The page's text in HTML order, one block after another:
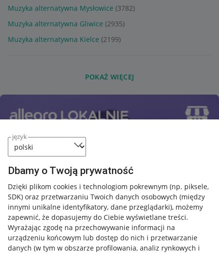
język
Dbamy o Twoją prywatność
Dzięki plikom cookies i technologiom pokrewnym (np. piksele,
SDK) oraz przetwarzaniu Twoich danych osobowych (między
innymi unikalne identyfikatory, dane przeglądarki), możemy
zapewnić, że dopasujemy do Ciebie wyświetlane treści.
Wyrażając zgodę na przechowywanie informacji na
urządzeniu końcowym lub dostęp do nich i przetwarzanie
danych (w tym w obszarze profilowania, analiz rynkowych i
Muzyka alternatywna Mysłowice (3782)
Muzyka alternatywna Gliwice (2935)
Muzyka alternatywna Kielce (2199)
POKAŻ WIĘCEJ